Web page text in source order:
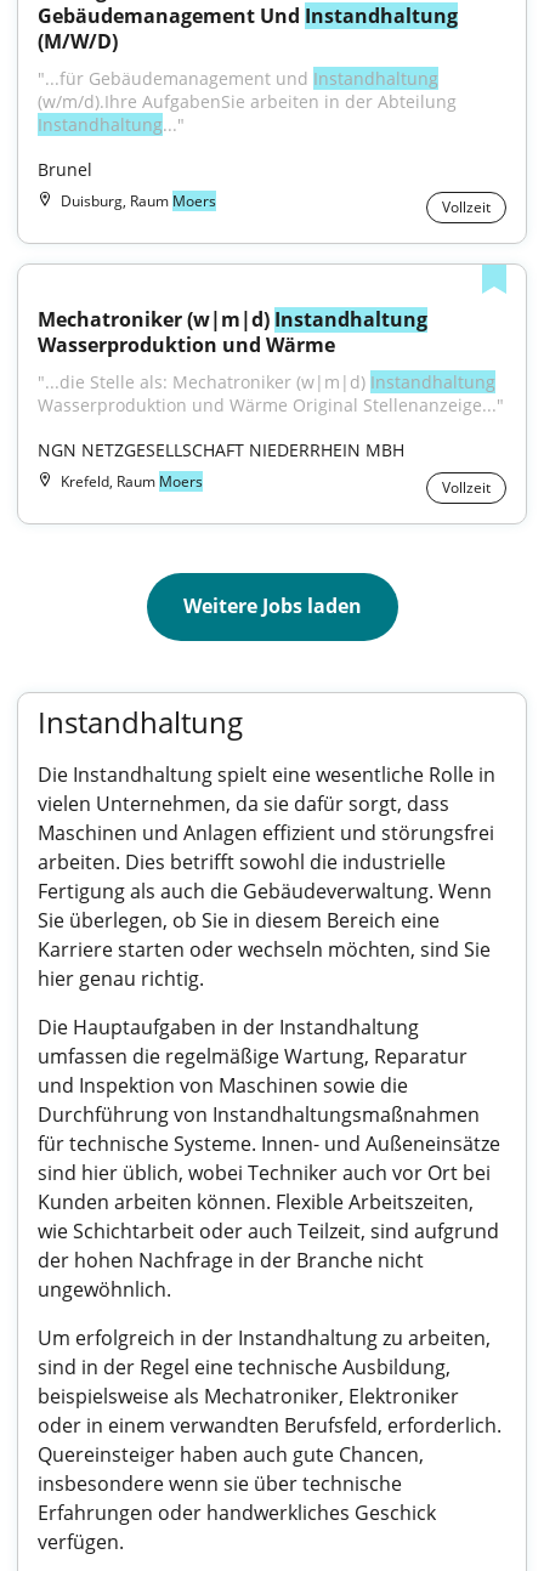
Gebäudemanagement Und Instandhaltung
(M/W/D)
"...für Gebäudemanagement und Instandhaltung
Instandhaltung..."
Brunel
Duisburg, Raum Moers Vollzeit
Mechatroniker (w|m|d) Instandhaltung
Wasserproduktion und Wärme
"...die Stelle als: Mechatroniker (w|m|d) Instandhaltung
Wasserproduktion und Wärme Original Stellenanzeige..."
NGN NETZGESELLSCHAFT NIEDERRHEIN MBH
Krefeld, Raum Moers Vollzeit
Weitere Jobs laden
Instandhaltung
Die Instandhaltung spielt eine wesentliche Rolle in
vielen Unternehmen, da sie dafür sorgt, dass
Maschinen und Anlagen effizient und störungsfrei
arbeiten. Dies betrifft sowohl die industrielle
Fertigung als auch die Gebäudeverwaltung. Wenn
Sie überlegen, ob Sie in diesem Bereich eine
Karriere starten oder wechseln möchten, sind Sie
hier genau richtig.
Die Hauptaufgaben in der Instandhaltung
umfassen die regelmäßige Wartung, Reparatur
und Inspektion von Maschinen sowie die
Durchführung von Instandhaltungsmaßnahmen
für technische Systeme. Innen- und Außeneinsätze
sind hier üblich, wobei Techniker auch vor Ort bei
Kunden arbeiten können. Flexible Arbeitszeiten,
wie Schichtarbeit oder auch Teilzeit, sind aufgrund
der hohen Nachfrage in der Branche nicht
ungewöhnlich.
Um erfolgreich in der Instandhaltung zu arbeiten,
sind in der Regel eine technische Ausbildung,
beispielsweise als Mechatroniker, Elektroniker
oder in einem verwandten Berufsfeld, erforderlich.
Quereinsteiger haben auch gute Chancen,
insbesondere wenn sie über technische
Erfahrungen oder handwerkliches Geschick
verfügen.